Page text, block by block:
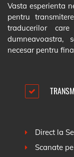
Vasta esperienta
pentru
traducerilor
dumneavoastra,
necesar pentru
Direct la
Scanate